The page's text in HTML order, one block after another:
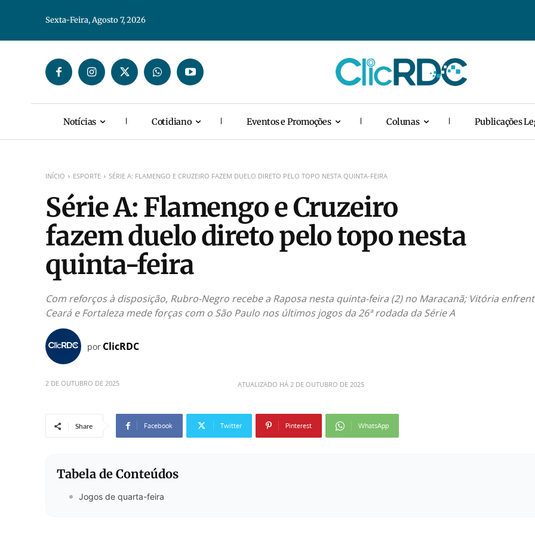
Sexta-Feira, Agosto 7, 2026
Notícias Cotidiano Eventos e Promoções Colunas Publicações
INÍCIO ESPORTE SÉRIE A: FLAMENGO E CRUZEIRO FAZEM DUELO DIRETO PELO TOPO NESTA QUINTA-FEIRA
Série A: Flamengo e Cruzeiro
fazem duelo direto pelo topo nesta
quinta-feira
Com reforços à disposição, Rubro-Negro recebe a Raposa nesta quinta-feira (2) no Maracanã; Vitória
Ceará e Fortaleza mede forças com o São Paulo nos últimos jogos da 26ª rodada da Série A
por ClicRDC
2 DE OUTUBRO DE 2025 ATUALIZADO HÁ 2 DE OUTUBRO DE 2025
Share Facebook Twitter Pinterest WhatsApp
Tabela de Conteúdos
Jogos de quarta-feira